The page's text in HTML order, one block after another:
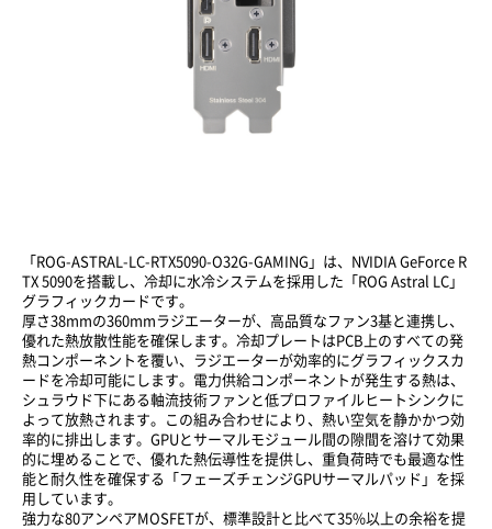
「ROG-ASTRAL-LC-RTX5090-O32G-GAMING」は、NVIDIA GeForce R
TX 5090を搭載し、冷却に水冷システムを採用した「ROG Astral LC」
グラフィックカードです。
厚さ38mmの360mmラジエーターが、高品質なファン3基と連携し、
優れた熱放散性能を確保します。冷却プレートはPCB上のすべての発
熱コンポーネントを覆い、ラジエーターが効率的にグラフィックスカ
ードを冷却可能にします。電力供給コンポーネントが発生する熱は、
シュラウド下にある軸流技術ファンと低プロファイルヒートシンクに
よって放熱されます。この組み合わせにより、熱い空気を静かかつ効
率的に排出します。GPUとサーマルモジュール間の隙間を溶けて効果
的に埋めることで、優れた熱伝導性を提供し、重負荷時でも最適な性
能と耐久性を確保する「フェーズチェンジGPUサーマルパッド」を採
用しています。
強力な80アンペアMOSFETが、標準設計と比べて35%以上の余裕を提